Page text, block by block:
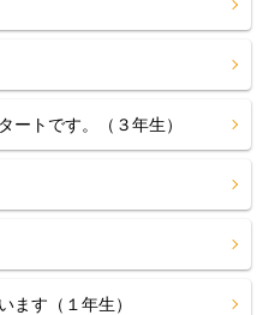
ートです。（３年生）
す（１年生）